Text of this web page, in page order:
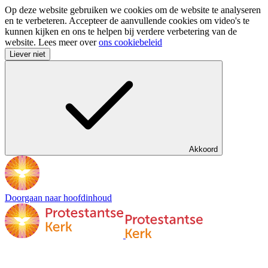
Op deze website gebruiken we cookies om de website te analyseren
en te verbeteren. Accepteer de aanvullende cookies om video's te
kunnen kijken en ons te helpen bij verdere verbetering van de
website. Lees meer overons cookiebeleid
Liever niet
Akkoord
Doorgaan naar hoofdinhoud